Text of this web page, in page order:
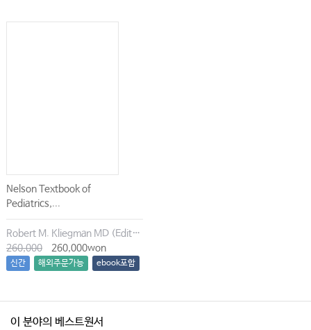
Nelson Textbook of
Pediatrics,...
Robert M. Kliegman MD (Editor), Joseph W. St. Geme III MD (Editor)
260,000
260,000won
신간 해외주문가능 ebook포함
이 분야의 베스트원서